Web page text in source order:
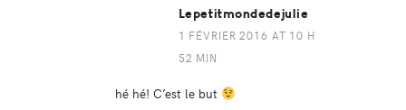
Lepetitmondedejulie
1 FÉVRIER 2016 AT 10 H
52 MIN
hé hé! C’est le but